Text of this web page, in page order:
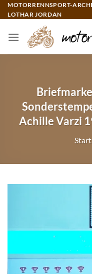
Zum
Inhalt
MOTORRENNSPORT-
LOTHAR JORDAN
Achille Varzi
Start